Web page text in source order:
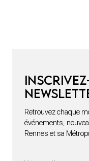
Retrouvez chaque
événements,
Rennes et sa